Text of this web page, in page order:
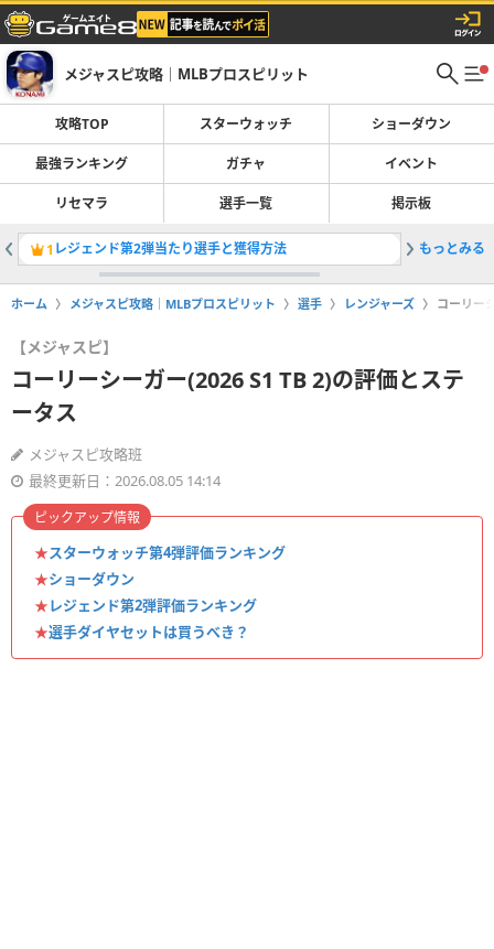
メジャスピ攻略｜MLBプロスピリット
攻略TOP スターウォッチ ショーダウン
最強ランキング ガチャ イベント
リセマラ 選手一覧 掲示板
1 レジェンド第2弾当たり選手と獲得方法 2ライン
もっとみる
ホーム メジャスピ攻略｜MLBプロスピリット 選手 レンジャーズ コーリー
【メジャスピ】
コーリーシーガー(2026 S1 TB 2)の評価とステ
ータス
メジャスピ攻略班
最終更新日：2026.08.05 14:14
★スターウォッチ第4弾評価ランキング
★ショーダウン
★レジェンド第2弾評価ランキング
★選手ダイヤセットは買うべき？
ピックアップ情報